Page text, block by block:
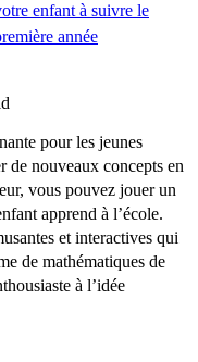
enfant à suivre le
année
pour les jeunes
de nouveaux concepts en
vous pouvez jouer un
apprend à l’école.
et interactives qui
de mathématiques de
à l’idée